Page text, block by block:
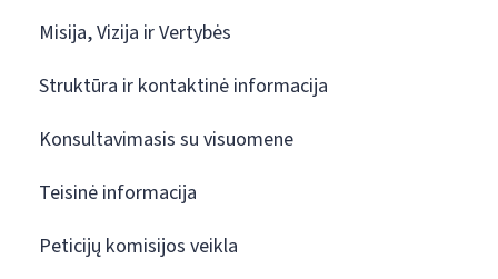
Misija, Vizija ir Vertybės
Struktūra ir kontaktinė informacija
Konsultavimasis su visuomene
Teisinė informacija
Peticijų komisijos veikla